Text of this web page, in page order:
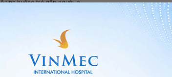
tình huống trẻ gặp người lạ
thế nào?
đưa ra các quy tắc về an toàn